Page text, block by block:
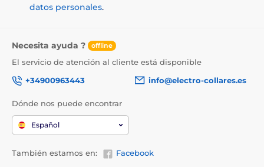
datos personales.
Necesita ayuda ? offline
El servicio de atención al cliente está disponible
+34900963443
info@electro-collares.es
Dónde nos puede encontrar
Español
También estamos en: Facebook